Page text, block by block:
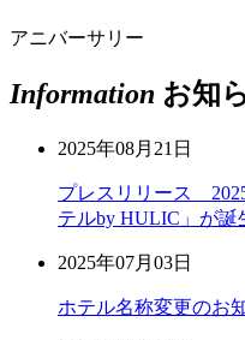
アニバーサリー
Information お知
2025年08月21日
プレスリリース
テルby HULIC」が誕
2025年07月03日
ホテル名称変更のお